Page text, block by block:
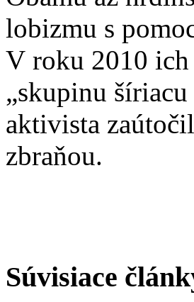
lobizmu s
V roku 2010 ich
„skupinu
aktivista
zbraňou.
Súvisiace